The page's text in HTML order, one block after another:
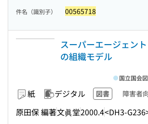
件名（識別子） 00565718
スーパーエージェン
の組織モデル
紙 デジタル 図書 障害者
原田保 編著文眞堂2000.4<DH3-
国立国会